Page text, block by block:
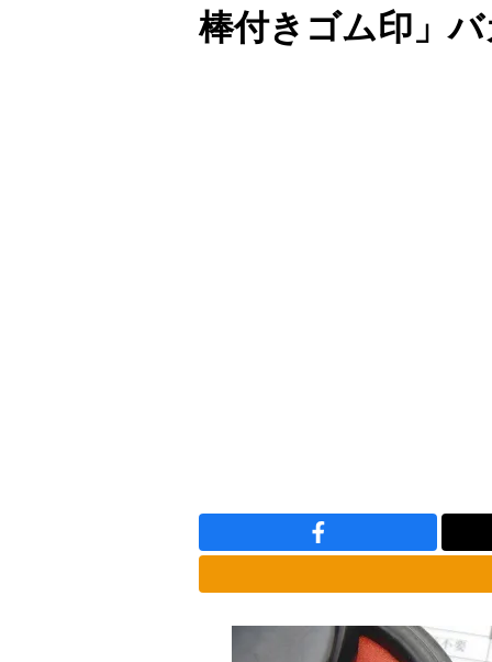
棒付きゴム印」